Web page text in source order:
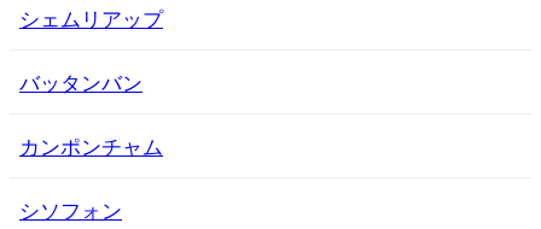
シェムリアップ
バッタンバン
カンポンチャム
シソフォン